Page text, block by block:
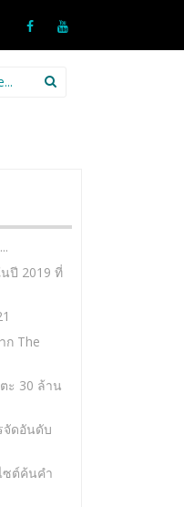
ปี 2019 ที่
ก The
ะ 30 ล้าน
จัดอันดับ
ซต์ค้นคำ